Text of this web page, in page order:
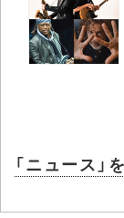
「ニュース」